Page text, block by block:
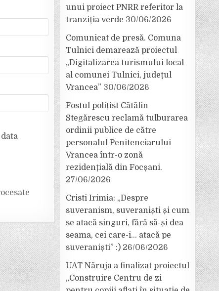
unui proiect PNRR referitor la
tranziția verde 30/06/2026
Comunicat de presă. Comuna
Tulnici demarează proiectul
„Digitalizarea turismului local
al comunei Tulnici, județul
Vrancea” 30/06/2026
Fostul polițist Cătălin
Stegărescu reclamă tulburarea
ordinii publice de către
personalul Penitenciarului
Vrancea într-o zonă
rezidențială din Focșani.
27/06/2026
Cristi Irimia: „Despre
suveranism, suveraniști și cum
se atacă singuri, fără să-și dea
seama, cei care-i… atacă pe
suveraniști” :) 26/06/2026
UAT Năruja a finalizat proiectul
„Construire Centru de zi